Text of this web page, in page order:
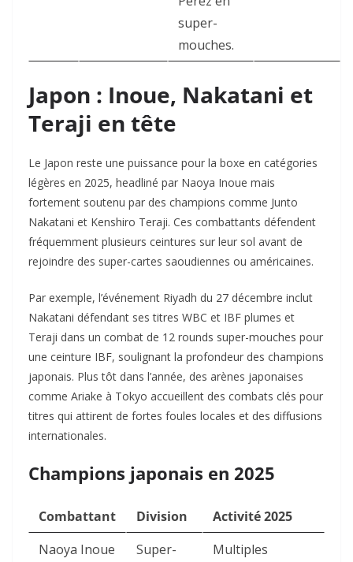
super-
mouches.
Japon : Inoue, Nakatani et
Teraji en tête
Le Japon reste une puissance pour la boxe en catégories
légères en 2025, headliné par Naoya Inoue mais
fortement soutenu par des champions comme Junto
Nakatani et Kenshiro Teraji. Ces combattants défendent
fréquemment plusieurs ceintures sur leur sol avant de
rejoindre des super-cartes saoudiennes ou américaines.
Par exemple, l’événement Riyadh du 27 décembre inclut
Nakatani défendant ses titres WBC et IBF plumes et
Teraji dans un combat de 12 rounds super-mouches pour
une ceinture IBF, soulignant la profondeur des champions
japonais. Plus tôt dans l’année, des arènes japonaises
comme Ariake à Tokyo accueillent des combats clés pour
titres qui attirent de fortes foules locales et des diffusions
internationales.
Champions japonais en 2025
Combattant Division
Activité 2025
Naoya Inoue
Super- Multiples